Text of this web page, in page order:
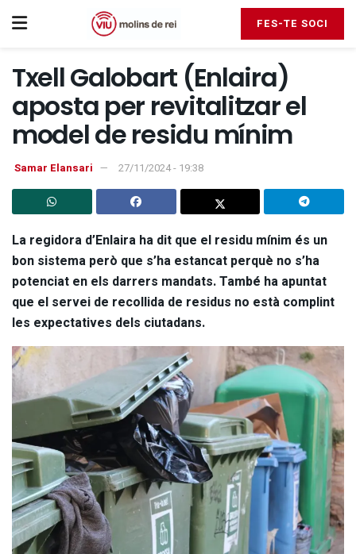
FES-TE SOCI
Txell Galobart (Enlaira)
aposta per revitalitzar el
model de residu mínim
Samar Elansari 27/11/2024 - 19:38
La regidora d’Enlaira ha dit que el residu mínim és un
bon sistema però que s’ha estancat perquè no s’ha
potenciat en els darrers mandats. També ha apuntat
que el servei de recollida de residus no està complint
les expectatives dels ciutadans.